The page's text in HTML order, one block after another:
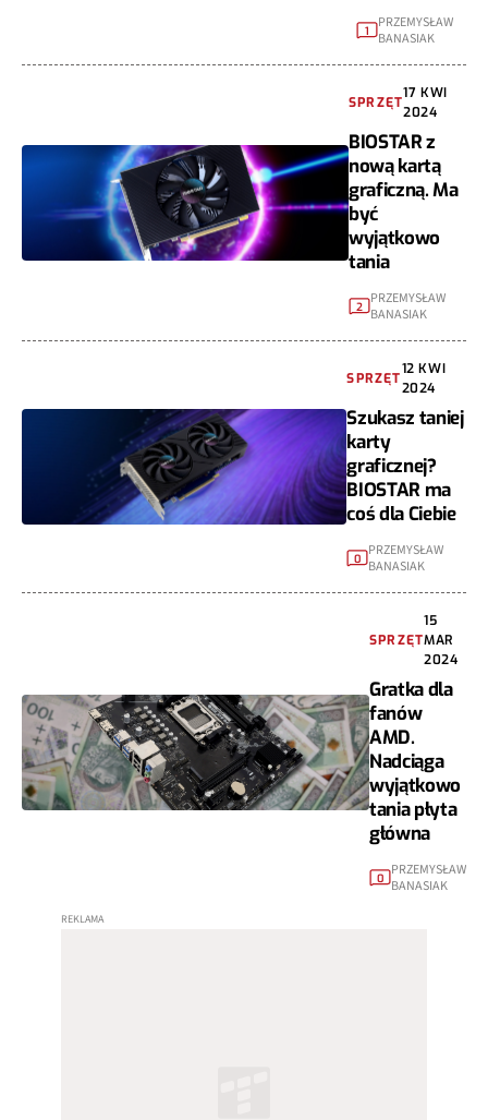
1
PRZEMYSŁAW
BANASIAK
SPRZĘT
17 KWI
2024
BIOSTAR z
nową kartą
graficzną. Ma
być
wyjątkowo
tania
2
PRZEMYSŁAW
BANASIAK
SPRZĘT
12 KWI
2024
Szukasz taniej
karty
graficznej?
BIOSTAR ma
coś dla Ciebie
0
PRZEMYSŁAW
BANASIAK
SPRZĘT
15
MAR
2024
Gratka dla
fanów
AMD.
Nadciąga
wyjątkowo
tania płyta
główna
0
PRZEMYSŁAW
BANASIAK